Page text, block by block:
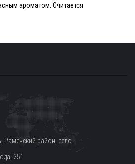
ароматом. Считается
Раменский район, село
251